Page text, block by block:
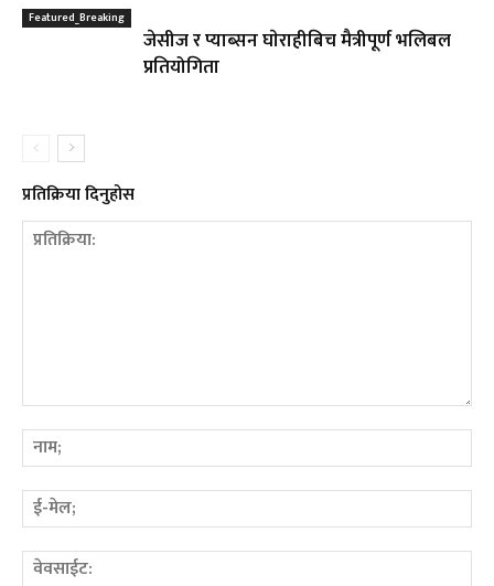
Featured_Breaking
जेसीज र प्याब्सन घाेराहीबिच मैत्रीपूर्ण भलिबल
प्रतियोगिता
प्रतिक्रिया दिनुहोस